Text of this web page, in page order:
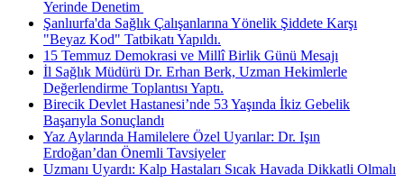
Yerinde Denetim ​
Şanlıurfa'da Sağlık Çalışanlarına Yönelik Şiddete Karşı
"Beyaz Kod" Tatbikatı Yapıldı.
15 Temmuz Demokrasi ve Millî Birlik Günü Mesajı
İl Sağlık Müdürü Dr. Erhan Berk, Uzman Hekimlerle
Değerlendirme Toplantısı Yaptı.
Birecik Devlet Hastanesi’nde 53 Yaşında İkiz Gebelik
Başarıyla Sonuçlandı
Yaz Aylarında Hamilelere Özel Uyarılar: Dr. Işın
Erdoğan’dan Önemli Tavsiyeler
Uzmanı Uyardı: Kalp Hastaları Sıcak Havada Dikkatli Olmalı